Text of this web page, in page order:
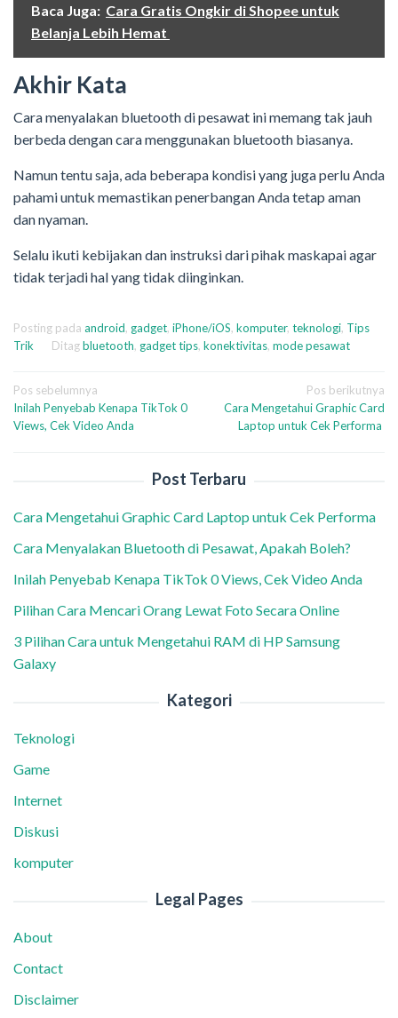
Baca Juga: Cara Gratis Ongkir di Shopee untuk
Belanja Lebih Hemat
Akhir Kata
Cara menyalakan bluetooth di pesawat ini memang tak jauh
berbeda dengan cara menggunakan bluetooth biasanya.
Namun tentu saja, ada beberapa kondisi yang juga perlu Anda
pahami untuk memastikan penerbangan Anda tetap aman
dan nyaman.
Selalu ikuti kebijakan dan instruksi dari pihak maskapai agar
tidak terjadi hal yang tidak diinginkan.
Posting pada android, gadget, iPhone/iOS, komputer, teknologi, Tips
Trik
Ditagbluetooth, gadget tips, konektivitas, mode pesawat
Navigasi
pos
Pos sebelumnya
Inilah Penyebab Kenapa TikTok 0
Views, Cek Video Anda
Pos berikutnya
Cara Mengetahui Graphic Card
Laptop untuk Cek Performa
Post Terbaru
Cara Mengetahui Graphic Card Laptop untuk Cek Performa
Cara Menyalakan Bluetooth di Pesawat, Apakah Boleh?
Inilah Penyebab Kenapa TikTok 0 Views, Cek Video Anda
Pilihan Cara Mencari Orang Lewat Foto Secara Online
3 Pilihan Cara untuk Mengetahui RAM di HP Samsung
Galaxy
Kategori
Teknologi
Game
Internet
Diskusi
komputer
Legal Pages
About
Contact
Disclaimer